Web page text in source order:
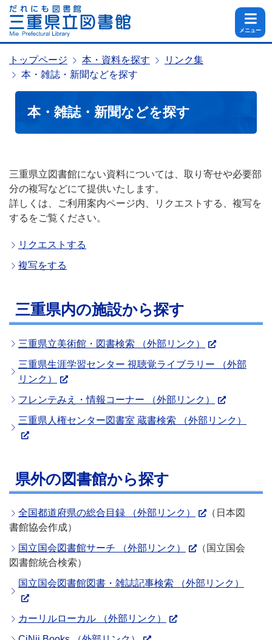
メニュー
トップページ 本・資料を探す
リンク集
本・雑誌・新聞などを探す
本・雑誌・新聞などを探す
三重県立図書館にない資料については、取り寄せや必要部
分の複写などにて提供いたします。
詳しくは、ご利用案内ページ内、リクエストする、複写を
するをご覧ください。
リクエストする
複写をする
三重県内の施設から探す
三重県立美術館・図書検索 （外部リンク）
三重県生涯学習センター 視聴覚ライブラリー （外部
リンク）
フレンテみえ・情報コーナー （外部リンク）
三重県人権センター図書室 蔵書検索 （外部リンク）
県外の図書館から探す
全国都道府県の総合目録 （外部リンク）
（日本図
書館協会作成）
国立国会図書館サーチ （外部リンク）
（国立国会
図書館統合検索）
国立国会図書館図書・雑誌記事検索 （外部リンク）
カーリルローカル （外部リンク）